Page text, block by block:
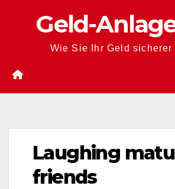
Geld-
Wie Sie Ihr Geld sicherer
Laughing
friends